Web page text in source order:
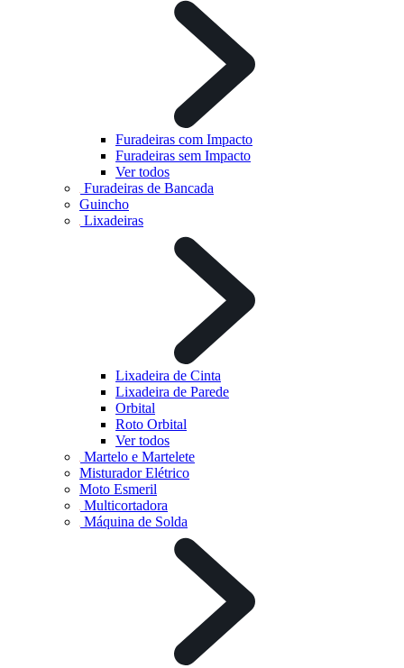
Furadeiras com Impacto
Furadeiras sem Impacto
Ver todos
Furadeiras de Bancada
Guincho
Lixadeiras
Lixadeira de Cinta
Lixadeira de Parede
Orbital
Roto Orbital
Ver todos
Martelo e Martelete
Misturador Elétrico
Moto Esmeril
Multicortadora
Máquina de Solda